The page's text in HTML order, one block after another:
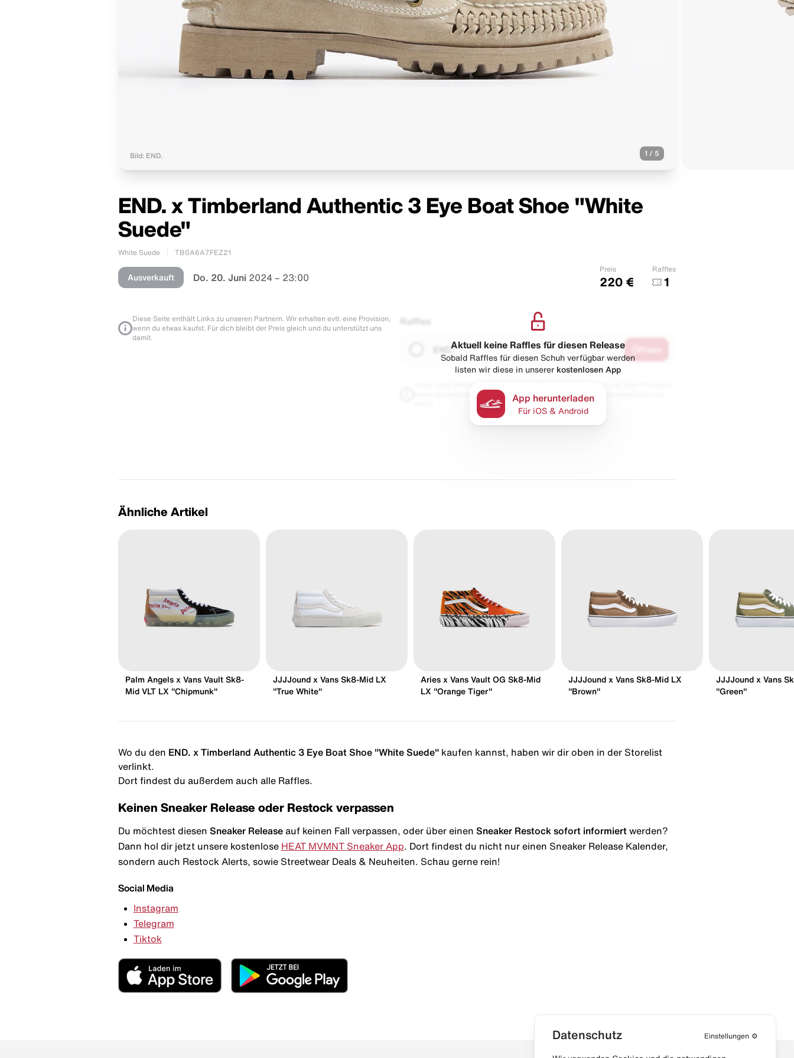
Bild: END. 1 / 5
END. x Timberland Authentic 3 Eye Boat Shoe "White
Suede"
White Suede TB0A6A7FEZ21
Ausverkauft Do. 20. Juni 2024 – 23:00
Preis
220 €
Raffles
1
Diese Seite enthält Links zu unseren Partnern. Wir erhalten evtl. eine Provision,
wenn du etwas kaufst. Für dich bleibt der Preis gleich und du unterstützt uns
damit.
Raffles
END.
wenn du etwas kaufst. Für dich bleibt der Preis gleich und du unterstützt uns
Aktuell keine Raffles für diesen Release
Sobald Raffles für diesen Schuh verfügbar werden
listen wir diese in unserer kostenlosen App
App herunterladen
Für iOS & Android
Ähnliche Artikel
Palm Angels x Vans Vault Sk8-
Mid VLT LX "Chipmunk"
JJJJound x Vans Sk8-Mid LX
"True White"
Aries x Vans Vault OG Sk8-Mid
LX "Orange Tiger"
JJJJound x Vans Sk8-Mid LX
"Brown"
JJJJound x Vans
"Green"
Wo du den END. x Timberland Authentic 3 Eye Boat Shoe "White Suede" kaufen kannst, haben wir dir oben in der Storelist
verlinkt.
Dort findest du außerdem auch alle Raffles.
Keinen Sneaker Release oder Restock verpassen
Du möchtest diesen Sneaker Release auf keinen Fall verpassen, oder über einen Sneaker Restock sofort informiert werden?
Dann hol dir jetzt unsere kostenlose HEAT MVMNT Sneaker App . Dort findest du nicht nur einen Sneaker Release Kalender,
sondern auch Restock Alerts, sowie Streetwear Deals & Neuheiten. Schau gerne rein!
Social Media
Instagram
Telegram
Tiktok
Datenschutz Einstellungen ⚙️